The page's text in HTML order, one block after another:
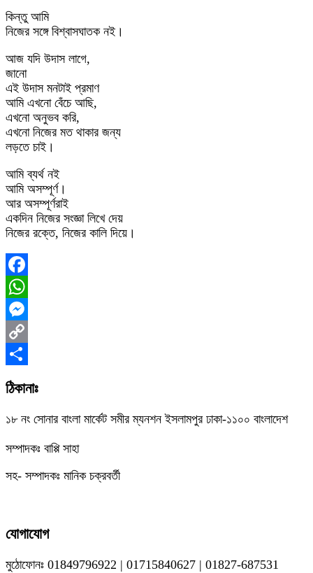
কিন্তু আমি
নিজের সঙ্গে বিশ্বাসঘাতক নই।
আজ যদি উদাস লাগে,
জানো
এই উদাস মনটাই প্রমাণ
আমি এখনো বেঁচে আছি,
এখনো অনুভব করি,
এখনো নিজের মত থাকার জন্য
লড়তে চাই।
আমি ব্যর্থ নই
আমি অসম্পূর্ণ।
আর অসম্পূর্ণরাই
একদিন নিজের সংজ্ঞা লিখে দেয়
নিজের রক্তে, নিজের কালি দিয়ে।
Facebook
WhatsApp
Messenger
Copy
Link
Share
ঠিকানাঃ
১৮ নং সোনার বাংলা মার্কেট সমীর ম্যনশন ইসলামপুর ঢাকা-১১০০ বাংলাদেশ
সম্পাদকঃ বাপ্পি সাহা
সহ- সম্পাদকঃ মানিক চক্রবর্তী
যোগাযোগ
মুঠোফোনঃ 01849796922 | 01715840627 | 01827-687531